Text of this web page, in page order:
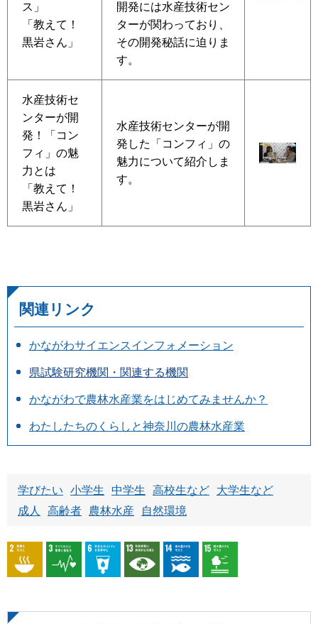
ス」
「教えて！
黒岩さん」
開発には水産技術セン
ターが関わっており、
その開発秘話に迫りま
す。
水産技術セ
ンターが開
発！「コン
フィ」の魅
力とは
「教えて！
黒岩さん」
水産技術センターが開
発した「コンフィ」の
魅力について紹介しま
す。
関連リンク
かながわサイエンスインフォメーション
県試験研究機関・関連する機関
かながわで農林水産業をはじめてみませんか？
わたしたちのくらしと神奈川の農林水産業
学びたい 小学生 中学生 高校生など
大学生など
成人
高齢者 農林水産 自然環境